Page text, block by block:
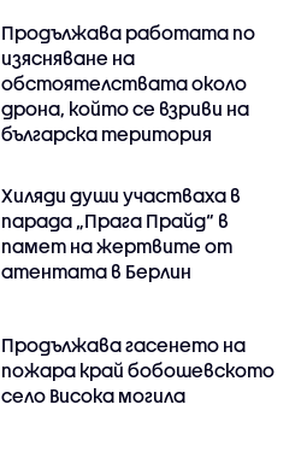
Продължава работата по
изясняване на
обстоятелствата около
дрона, който се взриви на
българска територия
Хиляди души участваха в
парада „Прага Прайд“ в
памет на жертвите от
атентата в Берлин
Продължава гасенето на
пожара край бобошевското
село Висока могила